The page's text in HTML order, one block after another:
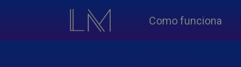
Como funciona